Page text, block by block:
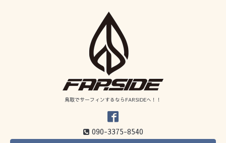
鳥取でサーフィンするならFARSIDEへ！！
090-3375-8540